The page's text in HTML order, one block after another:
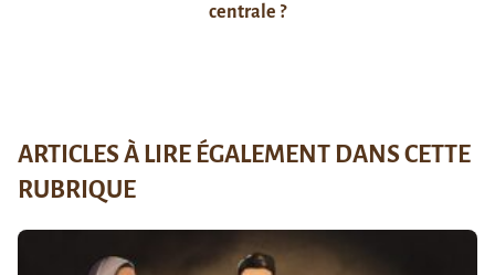
centrale ?
ARTICLES À LIRE ÉGALEMENT DANS CETTE
RUBRIQUE